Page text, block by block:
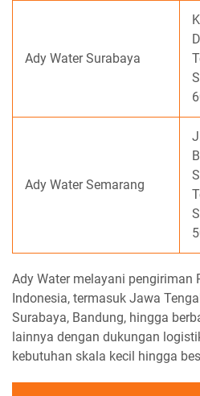
Ady Water Surabaya
Ady Water Semarang
Ady Water melayani pengiriman
Indonesia, termasuk Jawa
Surabaya, Bandung, hingga
lainnya dengan dukungan
kebutuhan skala kecil hingga